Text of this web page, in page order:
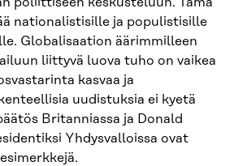
nationalistisille ja populistisille
Globalisaation äärimmilleen
liittyvä luova tuho on vaikea
kasvaa ja
uudistuksia ei kyetä
Britanniassa ja Donald
Yhdysvalloissa ovat